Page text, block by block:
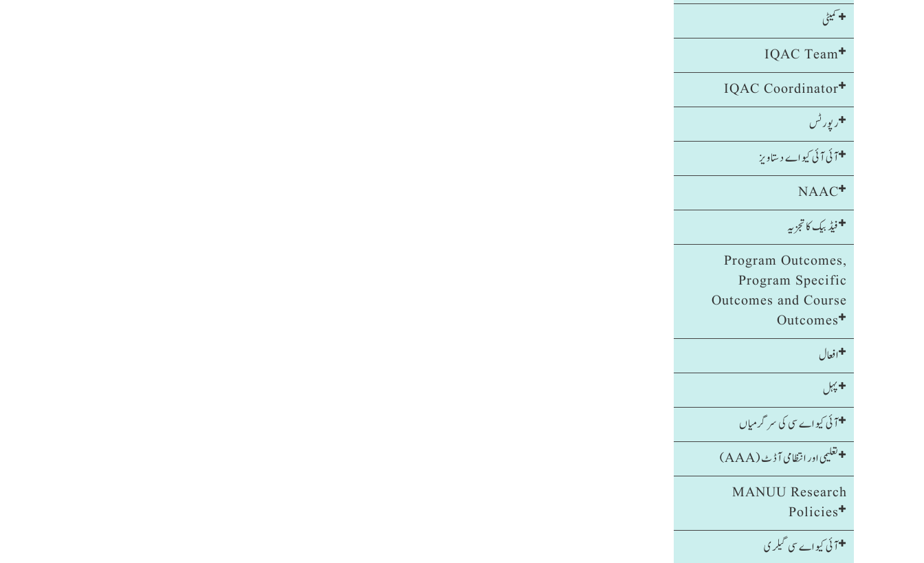
کمیٹی
IQAC Team
IQAC Coordinator
رپورٹس
آئی آئی کیو اے دستاویز
NAAC
فیڈ بیک کا تجزیہ
Program Outcomes,
Program Specific
Outcomes and Course
Outcomes
افعال
پہل
آئی کیو اے سی کی سرگرمیاں
تعلیمی اور انتظامی آڈٹ (AAA)
MANUU Research
Policies
آئی کیو اے سی گیلری